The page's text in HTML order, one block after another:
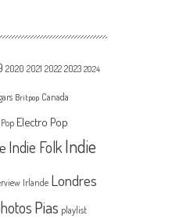
2020 2021 2022 2023 2024
Britpop Canada
Electro Pop
Indie FolkIndie
Irlande Londres
Pias playlist